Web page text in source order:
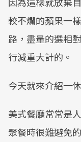
較不爛的蘋果一
路，盡量的選相
行減重大計的。
今天就來介紹一
美式餐廳常常是
聚餐時很難避免